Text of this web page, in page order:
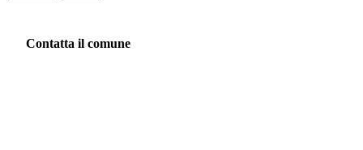
Contatta il comune